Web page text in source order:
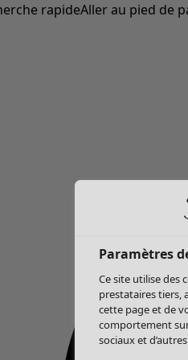
rapideAller au pied de
Paramètres
Ce site utilise des
prestataires tiers,
cette page et de
comportement
sociaux et